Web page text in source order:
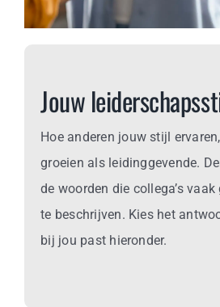
Jouw
Hoe anderen jouw stijl
groeien als leidinggevende.
de woorden die collega’s
te beschrijven. Kies het
bij jou past hieronder.